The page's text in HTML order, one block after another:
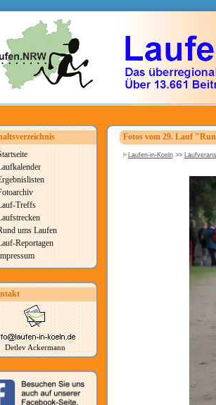
Treffs
ums Laufen
Reportagen
Detlev Ackermann
Fotos vom 29. Lauf
Laufen-in-Koeln>>